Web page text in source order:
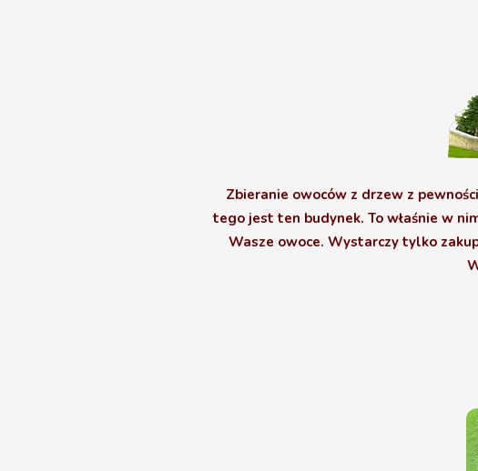
Zbieranie owoców z drzew z
tego jest ten budynek. To właśnie w
Wasze owoce. Wystarczy tylko